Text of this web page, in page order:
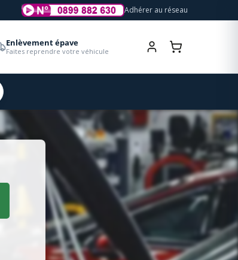
Adhérer au réseau
Enlèvement épave
Faites reprendre votre véhicule